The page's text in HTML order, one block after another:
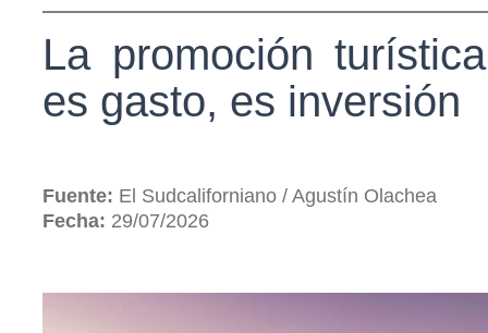
La promoción
es gasto, es inversión
Fuente: El Sudcaliforniano / Agustín Olachea
Fecha: 29/07/2026